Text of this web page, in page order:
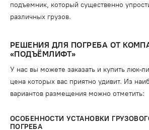
подъемник, который существенно
различных грузов.
РЕШЕНИЯ ДЛЯ ПОГРЕБА ОТ
«ПОДЪЁМЛИФТ»
У нас вы можете заказать и купить люк-
цена которых вас приятно удивит. Из
вариантов размещения можно отметить:
ОСОБЕННОСТИ УСТАНОВКИ
ПОГРЕБА